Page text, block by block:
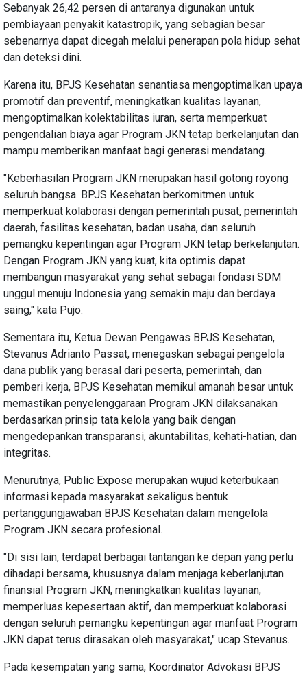
Sebanyak 26,42 persen di antaranya digunakan untuk
pembiayaan penyakit katastropik, yang sebagian besar
sebenarnya dapat dicegah melalui penerapan pola hidup sehat
dan deteksi dini.
Karena itu, BPJS Kesehatan senantiasa mengoptimalkan upaya
promotif dan preventif, meningkatkan kualitas layanan,
mengoptimalkan kolektabilitas iuran, serta memperkuat
pengendalian biaya agar Program JKN tetap berkelanjutan dan
mampu memberikan manfaat bagi generasi mendatang.
"Keberhasilan Program JKN merupakan hasil gotong royong
seluruh bangsa. BPJS Kesehatan berkomitmen untuk
memperkuat kolaborasi dengan pemerintah pusat, pemerintah
daerah, fasilitas kesehatan, badan usaha, dan seluruh
pemangku kepentingan agar Program JKN tetap berkelanjutan.
Dengan Program JKN yang kuat, kita optimis dapat
membangun masyarakat yang sehat sebagai fondasi SDM
unggul menuju Indonesia yang semakin maju dan berdaya
saing," kata Pujo.
Sementara itu, Ketua Dewan Pengawas BPJS Kesehatan,
Stevanus Adrianto Passat, menegaskan sebagai pengelola
dana publik yang berasal dari peserta, pemerintah, dan
pemberi kerja, BPJS Kesehatan memikul amanah besar untuk
memastikan penyelenggaraan Program JKN dilaksanakan
berdasarkan prinsip tata kelola yang baik dengan
mengedepankan transparansi, akuntabilitas, kehati-hatian, dan
integritas.
Menurutnya, Public Expose merupakan wujud keterbukaan
informasi kepada masyarakat sekaligus bentuk
pertanggungjawaban BPJS Kesehatan dalam mengelola
Program JKN secara profesional.
"Di sisi lain, terdapat berbagai tantangan ke depan yang perlu
dihadapi bersama, khususnya dalam menjaga keberlanjutan
finansial Program JKN, meningkatkan kualitas layanan,
memperluas kepesertaan aktif, dan memperkuat kolaborasi
dengan seluruh pemangku kepentingan agar manfaat Program
JKN dapat terus dirasakan oleh masyarakat," ucap Stevanus.
Pada kesempatan yang sama, Koordinator Advokasi BPJS